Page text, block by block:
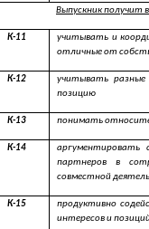
Выпускник получит
К-11
учитывать и
отличные от
К-12
учитывать
позицию
К-13 понимать
К-14
аргументировать
партнеров в
совместной
К-15
продуктивно
интересов и